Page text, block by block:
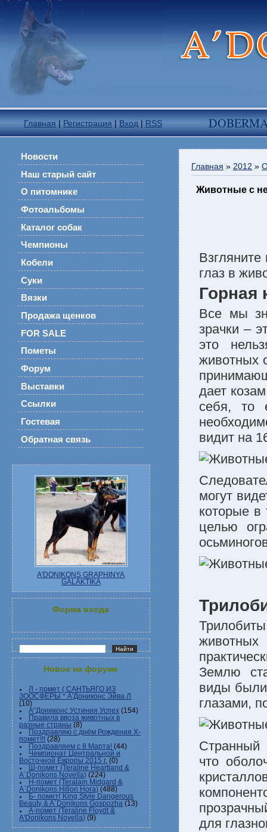
Главная | Регистрация | Вход | RSS
Новости
Наш старый сайт
О питомнике
Фотоальбомы
Каталог собак
Чемпионы
Кобели
Суки
Вязки
Продажа щенков
FOR SALE
Пометы
Форум
Выставки
Ссылки
Гостевая
Обратная связь
A'DONIKONS GRAPHINYA
GALAKTIKA
Форма входа
Новое на форуме
Л - помет ( САНТЬЯГО ИЗ
ЗООСФЕРЫ * А'Дониконс Эйва Л
(10)
А"Дониконс Устиния Успех (154)
Правила ввоза животных в
разные страны (8)
Поздравляю с днём Рождения Х-
помет!!! (28)
Поздравляем с 8 Марта! (44)
Чемпионат Центральной и
Восточной Европы 2015 г. (0)
Ш-помет (Teraline Heartland &
A`Donikons Novella) (224)
Н-помет (Teralain Midgard &
A`Donikons Hillori Hora) (488)
Б- помет( King Style Dangerous
Beauty & A`Donikons Gospozha (13)
А-помет (Teraline Floydt &
A'Donikons Novella) (9)
Главная » 2012 »
Животные с
глаз в
Горная
Все мы
зрачки –
это
животных
дает
себя, то
видит на
могут
которые в
целью
животных
Землю
виды
глазами,
Странный
что
для